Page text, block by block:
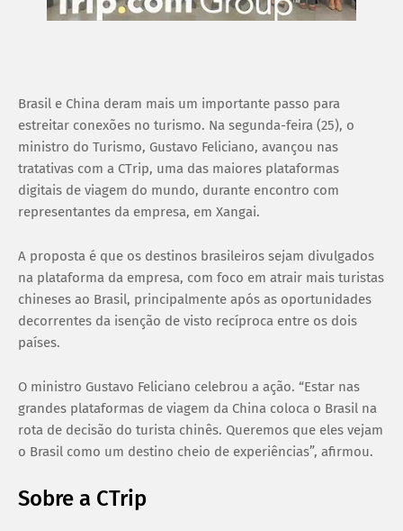
Brasil e China deram mais um importante passo para
estreitar conexões no turismo. Na segunda-feira (25), o
ministro do Turismo, Gustavo Feliciano, avançou nas
tratativas com a CTrip, uma das maiores plataformas
digitais de viagem do mundo, durante encontro com
representantes da empresa, em Xangai.
A proposta é que os destinos brasileiros sejam divulgados
na plataforma da empresa, com foco em atrair mais turistas
chineses ao Brasil, principalmente após as oportunidades
decorrentes da isenção de visto recíproca entre os dois
países.
O ministro Gustavo Feliciano celebrou a ação. “Estar nas
grandes plataformas de viagem da China coloca o Brasil na
rota de decisão do turista chinês. Queremos que eles vejam
o Brasil como um destino cheio de experiências”, afirmou.
Sobre a CTrip